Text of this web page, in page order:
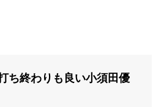
ち終わりも良い小須田優